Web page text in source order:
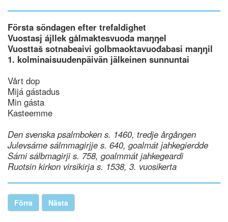
Första söndagen efter trefaldighet
Vuostasj ájllek gålmaktesvuoda maŋŋel
Vuosttaš sotnabeaivi golbmaoktavuođabasi maŋŋil
1. kolminaisuudenpäivän jälkeinen sunnuntai
Vårt dop
Mijá gástadus
Min gásta
Kasteemme
Den svenska psalmboken s. 1460, tredje årgången
Julevsáme sálmmagirjje s. 640, goalmát jahkegierdde
Sámi sálbmagirji s. 758, goalmmát jahkegeardi
Ruotsin kirkon virsikirja s. 1538, 3. vuosikerta
Förra Nästa